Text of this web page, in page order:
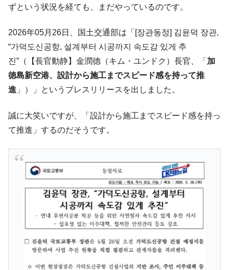
『Money1』
韓国政府「ニセＫ-ブランドを通報しようキ
ャンペーン」⇒ あの名物教授も登場！
『Money1』
韓国「橋が落ちました」⇒ 耐久性「なさす
ぎ」では。
営業利益80.2％も減少
Fact1
日本の誇る海洋資源調査船『白嶺』は先進技術の
Fact1
府県とは？
今話題の「楽天ライオンズ」とは？
奇跡の毛色「白毛馬」とは？
全て勝つといくら？ 競馬GI競走で勝利騎手がもら
える賞金とは？
Fact1 平成仮面ライダーの意外すぎるモチーフとは？
Fact1
発表から2日で大崩壊、鳴かず飛ばずに終わりそう
ずという状況を経ても、まだやっているのです。
2026年05月26日、国土交通部は「[장관동정] 김윤덕 장관,
“가덕도신공항, 설계부터 시공까지 속도감 있게 추
진”（【長官動静】金潤德（キム・ユンドク）長官、「 加
徳島新空港、設計から施工までスピード感を持って推
進 」）」というプレスリリースを出しました。
誠に大笑いですが、「設計から施工までスピード感を持っ
て推進」するのだそうです。